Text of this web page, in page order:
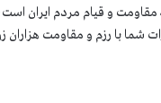
مقاومت و قیام مردم ایران